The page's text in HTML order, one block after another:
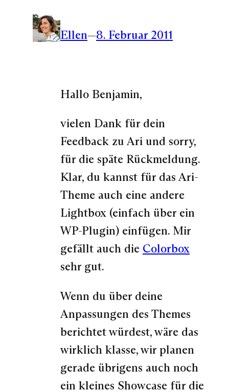
Ellen—8. Februar 2011
Hallo Benjamin,
vielen Dank für dein
Feedback zu Ari und sorry,
für die späte Rückmeldung.
Klar, du kannst für das Ari-
Theme auch eine andere
Lightbox (einfach über ein
WP-Plugin) einfügen. Mir
gefällt auch die Colorbox
sehr gut.
Wenn du über deine
Anpassungen des Themes
berichtet würdest, wäre das
wirklich klasse, wir planen
gerade übrigens auch noch
ein kleines Showcase für die